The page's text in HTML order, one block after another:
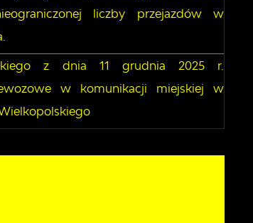
liczby przejazdów w
z dnia 11 grudnia 2025 r.
w komunikacji miejskiej w